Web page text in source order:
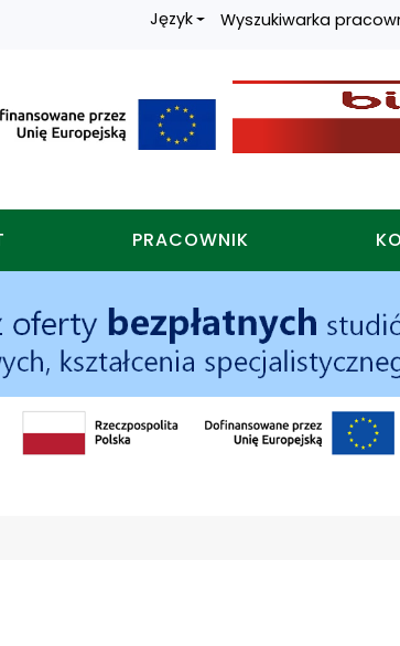
Język Wyszukiwarka
PRACOWNIK